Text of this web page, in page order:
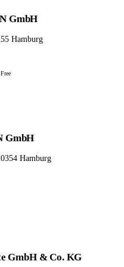
GmbH
Hamburg
Free
GmbH
Hamburg
GmbH & Co. KG